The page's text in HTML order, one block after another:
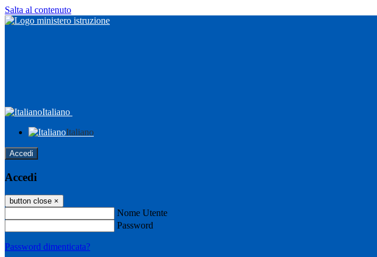
Salta al contenuto
Italiano
Italiano
Accedi
Accedi
button close ×
Nome Utente
Password
Password dimenticata?